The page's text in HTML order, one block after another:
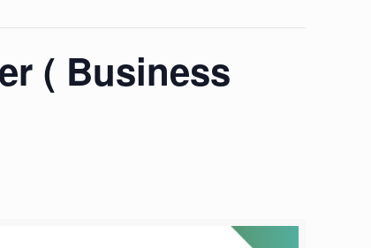
( Business